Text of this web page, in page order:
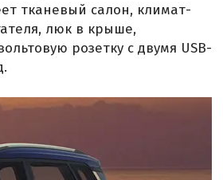
тканевый салон, климат-
люк в крыше,
розетку с двумя USB-